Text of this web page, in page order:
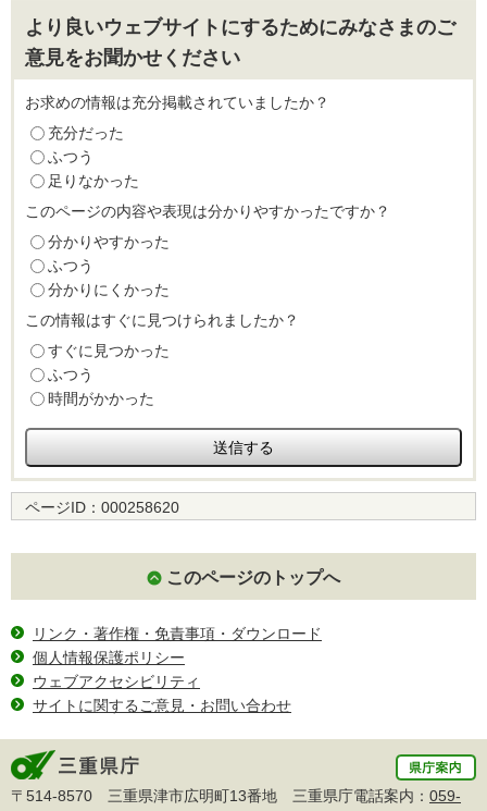
より良いウェブサイトにするためにみなさまのご
意見をお聞かせください
お求めの情報は充分掲載されていましたか？
充分だった
ふつう
足りなかった
このページの内容や表現は分かりやすかったですか？
分かりやすかった
ふつう
分かりにくかった
この情報はすぐに見つけられましたか？
すぐに見つかった
ふつう
時間がかかった
ページID： 000258620
このページのトップへ
リンク・著作権・免責事項・ダウンロード
個人情報保護ポリシー
ウェブアクセシビリティ
サイトに関するご意見・お問い合わせ
〒514-8570 三重県津市広明町13番地 三重県庁電話案内： 059-